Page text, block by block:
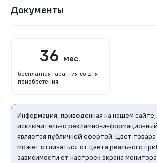
Документы
36 мес.
бесплатная гарантия со дня
приобретения
Информация, приведенная на нашем
исключительно рекламно-
является публичной офертой. Цвет товара
может отличаться от цвета реального
зависимости от настроек экрана